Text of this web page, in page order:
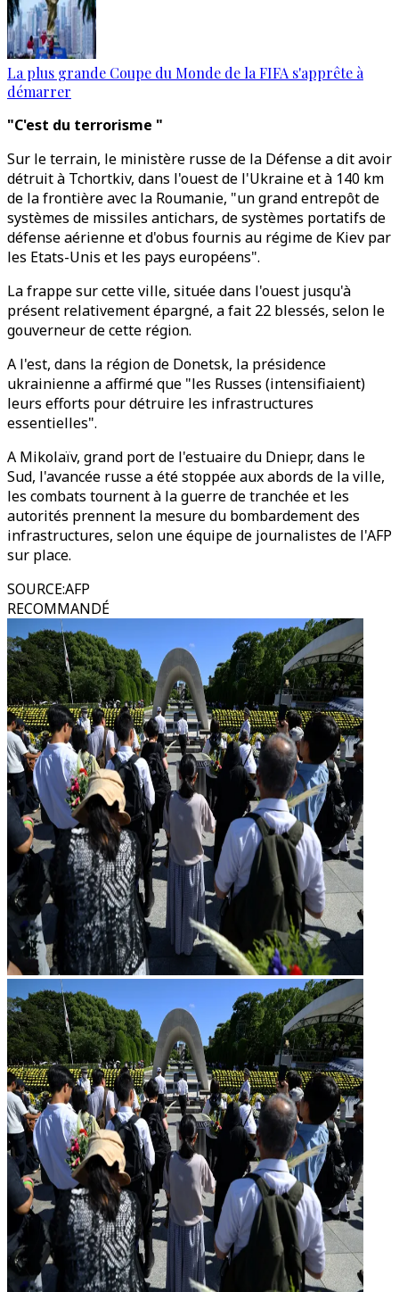
La plus grande Coupe du Monde de la FIFA s'apprête à
démarrer
"C'est du terrorisme "
Sur le terrain, le ministère russe de la Défense a dit avoir
détruit à Tchortkiv, dans l'ouest de l'Ukraine et à 140 km
de la frontière avec la Roumanie, "un grand entrepôt de
systèmes de missiles antichars, de systèmes portatifs de
défense aérienne et d'obus fournis au régime de Kiev par
les Etats-Unis et les pays européens".
La frappe sur cette ville, située dans l'ouest jusqu'à
présent relativement épargné, a fait 22 blessés, selon le
gouverneur de cette région.
A l'est, dans la région de Donetsk, la présidence
ukrainienne a affirmé que "les Russes (intensifiaient)
leurs efforts pour détruire les infrastructures
essentielles".
A Mikolaïv, grand port de l'estuaire du Dniepr, dans le
Sud, l'avancée russe a été stoppée aux abords de la ville,
les combats tournent à la guerre de tranchée et les
autorités prennent la mesure du bombardement des
infrastructures, selon une équipe de journalistes de l'AFP
sur place.
SOURCE:AFP
RECOMMANDÉ